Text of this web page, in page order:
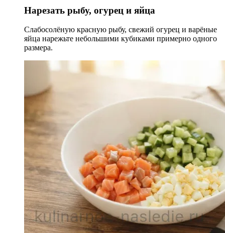
Нарезать рыбу, огурец и яйца
Слабосолёную красную рыбу, свежий огурец и варёные
яйца нарежьте небольшими кубиками примерно одного
размера.